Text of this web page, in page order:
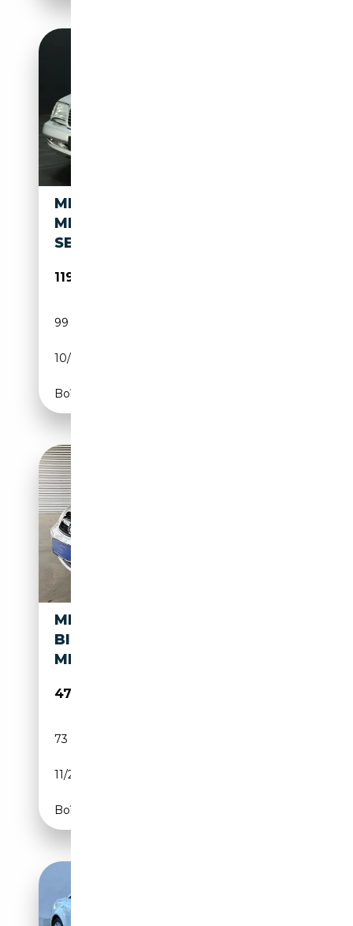
MERCEDES-BENZ SL 600 AMG,
MIT 441 PS,PANORAMADACH,
SEHR SELTEN
119 500€
99 960 km
10/1996
Boîte automatique
MERCEDES-BENZ SL 600 V12 -
BILDSCHÖNES SOMMERAUTO
MIT LEISTUNG
47 900€
73 106 km
11/2004
Boîte automatique